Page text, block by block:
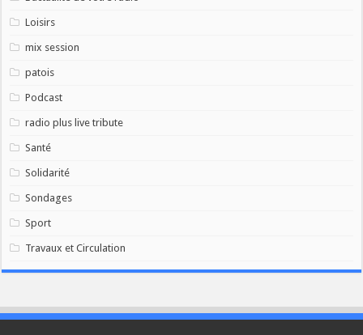
Loisirs
mix session
patois
Podcast
radio plus live tribute
Santé
Solidarité
Sondages
Sport
Travaux et Circulation